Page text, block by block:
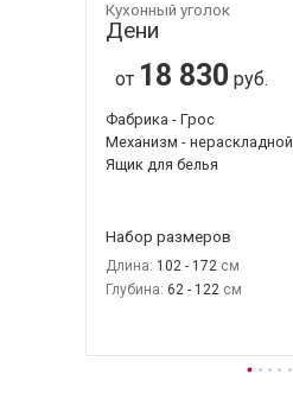
Кухонный уголок
Дени
от 18 830 руб.
Фабрика - Грос
Механизм - нераскладной
Ящик для белья
Набор размеров
Длина: 102 - 172
Глубина: 62 - 122